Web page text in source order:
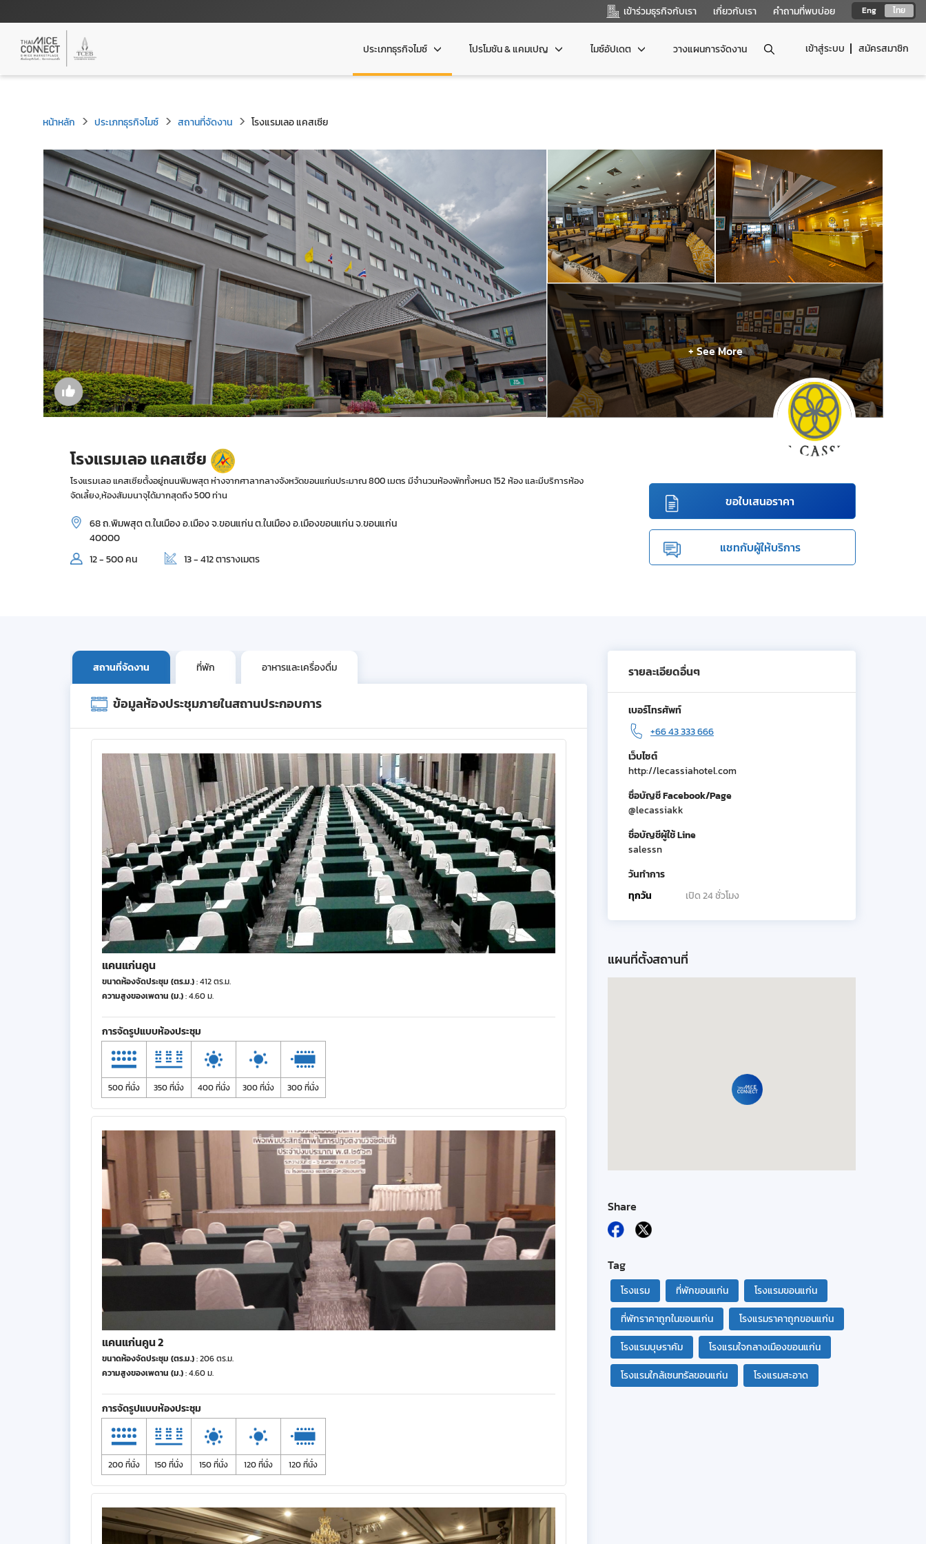
Eng ไทย
เข้าร่วมธุรกิจกับเรา เกี่ยวกับเรา คำถามที่พบบ่อย
เข้าสู่ระบบ สมัครสมาชิก
ประเภทธุรกิจไมซ์ โปรโมชัน & แคมเปญ ไมซ์อัปเดต วางแผนการจัดงาน
หน้าหลัก ประเภทธุรกิจไมซ์ สถานที่จัดงาน โรงแรมเลอ แคสเซีย
+ See More
โรงแรมเลอ แคสเซีย
โรงแรมเลอ แคสเซียตั้งอยู่ถนนพิมพสุต ห่างจากศาลากลางจังหวัดขอนแก่นประมาณ 800 เมตร มีจำนวนห้องพักทั้งหมด 152 ห้อง และมีบริการห้อง
จัดเลี้ยง,ห้องสัมมนาจุได้มากสุดถึง 500 ท่าน
68 ถ.พิมพสุต ต.ในเมือง อ.เมือง จ.ขอนแก่น ต.ในเมือง อ.เมืองขอนแก่น จ.ขอนแก่น
40000
12 - 500 คน
13 - 412 ตารางเมตร
ขอใบเสนอราคา
แชทกับผู้ให้บริการ
สถานที่จัดงาน ที่พัก อาหารและเครื่องดื่ม
ข้อมูลห้องประชุมภายในสถานประกอบการ
แคนแก่นคูน
ขนาดห้องจัดประชุม (ตร.ม.): 412 ตร.ม.
ความสูงของเพดาน (ม.): 4.60 ม.
การจัดรูปแบบห้องประชุม
500 ที่นั่ง 350 ที่นั่ง 400 ที่นั่ง 300 ที่นั่ง 300 ที่นั่ง
แคนแก่นคูน 2
ขนาดห้องจัดประชุม (ตร.ม.): 206 ตร.ม.
ความสูงของเพดาน (ม.): 4.60 ม.
การจัดรูปแบบห้องประชุม
200 ที่นั่ง 150 ที่นั่ง 150 ที่นั่ง 120 ที่นั่ง 120 ที่นั่ง
รายละเอียดอื่นๆ
เบอร์โทรศัพท์
+66 43 333 666
เว็บไซต์
http://lecassiahotel.com
ชื่อบัญชี Facebook/Page
@lecassiakk
ชื่อบัญชีผู้ใช้ Line
salessn
วันทำการ
ทุกวัน
เปิด 24 ชั่วโมง
แผนที่ตั้งสถานที่
Share
Tag
โรงแรม ที่พักขอนแก่น
โรงแรมขอนแก่น
ที่พักราคาถูกในขอนแก่น
โรงแรมราคาถูกขอนแก่น
โรงแรมบุษราคัม
โรงแรมใจกลางเมืองขอนแก่น
โรงแรมใกล้เซนทรัลขอนแก่น
โรงแรมสะอาด